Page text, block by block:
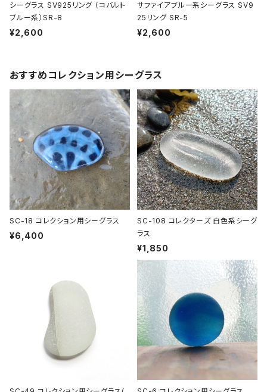
シーグラス SV925リング （コバルト
ブルー系）SR-8
¥2,600
サファイアブルー系シーグラス SV9
25リング SR-5
¥2,600
おすすめコレクション用シーグラス
SC-18 コレクション用シーグラス
¥6,400
SC-108 コレクターズ 白色系シーグ
ラス
¥1,850